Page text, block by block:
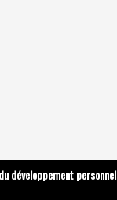
développement personnel